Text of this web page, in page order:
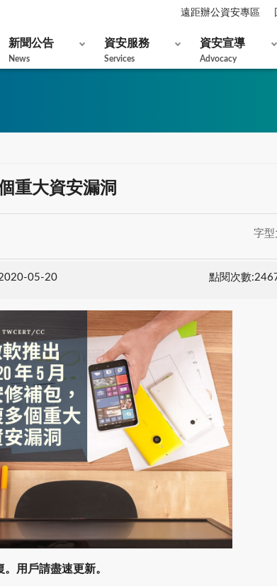
遠距辦公資安專區
新聞公告
News
資安服務
Services
資安宣導
Advocacy
重大資安漏洞
字型
05-20 點閱次數
用戶請盡速更新。